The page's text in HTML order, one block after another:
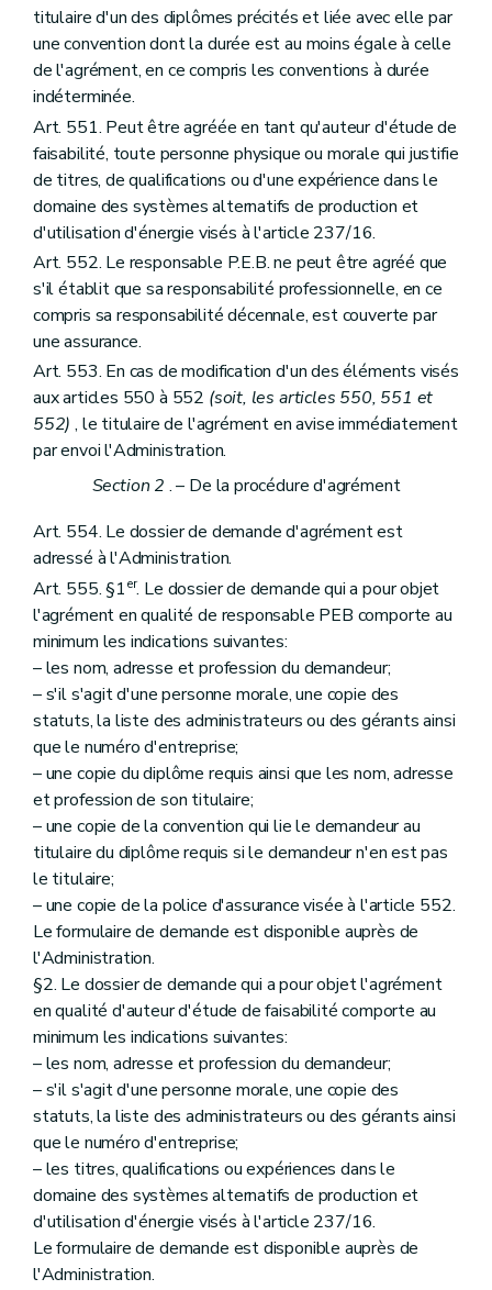
titulaire d'un des diplômes précités et liée avec elle par
une convention dont la durée est au moins égale à celle
de l'agrément, en ce compris les conventions à durée
indéterminée.
Art. 551. Peut être agréée en tant qu'auteur d'étude de
faisabilité, toute personne physique ou morale qui justifie
de titres, de qualifications ou d'une expérience dans le
domaine des systèmes alternatifs de production et
d'utilisation d'énergie visés à l'article 237/16.
Art. 552. Le responsable P.E.B. ne peut être agréé que
s'il établit que sa responsabilité professionnelle, en ce
compris sa responsabilité décennale, est couverte par
une assurance.
Art. 553. En cas de modification d'un des éléments visés
aux articles 550 à 552 (soit, les articles 550, 551 et
552) , le titulaire de l'agrément en avise immédiatement
par envoi l'Administration.
Section 2 . – De la procédure d'agrément
Art. 554. Le dossier de demande d'agrément est
adressé à l'Administration.
Art. 555. §1er. Le dossier de demande qui a pour objet
l'agrément en qualité de responsable PEB comporte au
minimum les indications suivantes:
– les nom, adresse et profession du demandeur;
– s'il s'agit d'une personne morale, une copie des
statuts, la liste des administrateurs ou des gérants ainsi
que le numéro d'entreprise;
– une copie du diplôme requis ainsi que les nom, adresse
et profession de son titulaire;
– une copie de la convention qui lie le demandeur au
titulaire du diplôme requis si le demandeur n'en est pas
le titulaire;
– une copie de la police d'assurance visée à l'article 552.
Le formulaire de demande est disponible auprès de
l'Administration.
§2. Le dossier de demande qui a pour objet l'agrément
en qualité d'auteur d'étude de faisabilité comporte au
minimum les indications suivantes:
– les nom, adresse et profession du demandeur;
– s'il s'agit d'une personne morale, une copie des
statuts, la liste des administrateurs ou des gérants ainsi
que le numéro d'entreprise;
– les titres, qualifications ou expériences dans le
domaine des systèmes alternatifs de production et
d'utilisation d'énergie visés à l'article 237/16.
Le formulaire de demande est disponible auprès de
l'Administration.